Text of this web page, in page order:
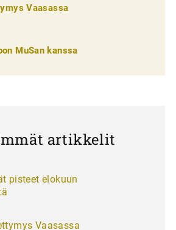
Vaasassa
MuSan kanssa
artikkelit
pisteet elokuun
Vaasassa